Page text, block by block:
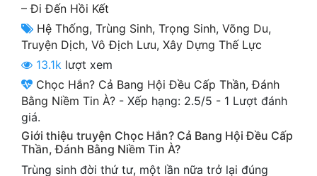
Du Hí
Dã Sử
Dị Giới
Dị Năng
Gia Đấu
Góc Nhìn Nam
– Đi Đến Hồi Kết
Hệ Thống, Trùng Sinh, Trọng Sinh, Võng Du,
Truyện Dịch, Vô Địch Lưu, Xây Dựng Thế Lực
13.1k lượt xem
Chọc Hắn? Cả Bang Hội Đều Cấp Thần, Đánh
Bằng Niềm Tin À? - Xếp hạng: 2.5/5 - 1 Lượt đánh
giá.
Giới thiệu truyện Chọc Hắn? Cả Bang Hội Đều Cấp
Thần, Đánh Bằng Niềm Tin À?
Trùng sinh đời thứ tư, một lần nữa trở lại đúng